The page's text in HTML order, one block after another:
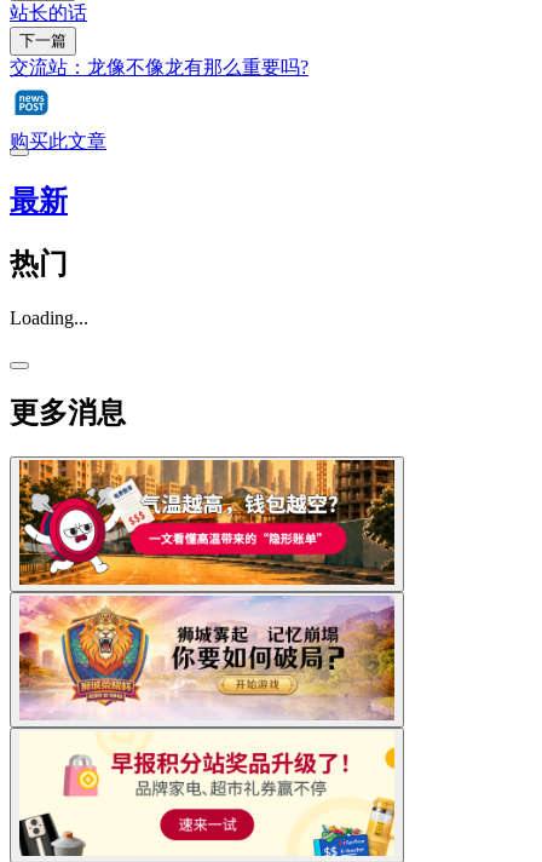
站长的话
下一篇
交流站：龙像不像龙有那么重要吗?
购买此文章
最新
热门
Loading...
更多消息